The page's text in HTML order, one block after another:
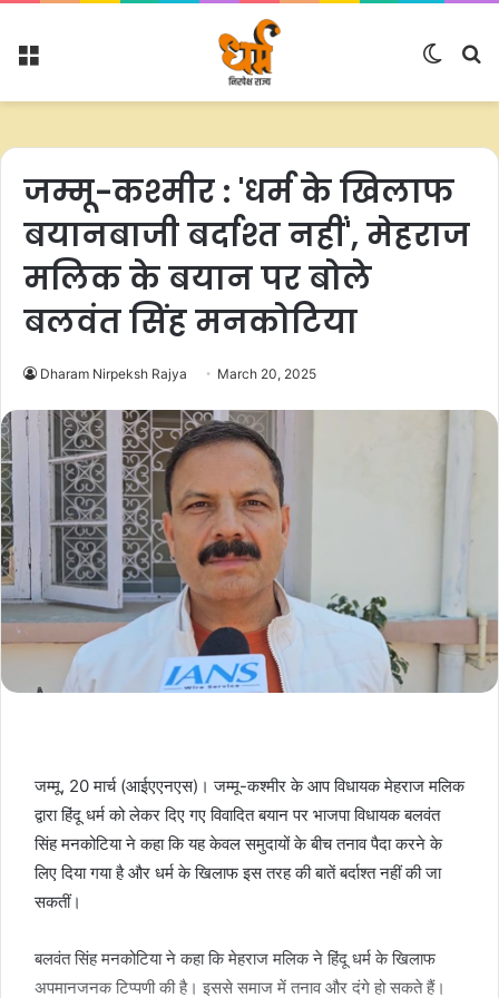
Menu
Switch
जम्मू-कश्मीर : 'धर्म के खिलाफ
बयानबाजी बर्दाश्त नहीं', मेहराज
मलिक के बयान पर बोले
बलवंत सिंह मनकोटिया
Dharam Nirpeksh Rajya March 20, 2025
जम्मू, 20 मार्च (आईएएनएस)। जम्मू-कश्मीर के आप विधायक मेहराज मलिक
द्वारा हिंदू धर्म को लेकर दिए गए विवादित बयान पर भाजपा विधायक बलवंत
सिंह मनकोटिया ने कहा कि यह केवल समुदायों के बीच तनाव पैदा करने के
लिए दिया गया है और धर्म के खिलाफ इस तरह की बातें बर्दाश्त नहीं की जा
सकतीं।
बलवंत सिंह मनकोटिया ने कहा कि मेहराज मलिक ने हिंदू धर्म के खिलाफ
अपमानजनक टिप्पणी की है। इससे समाज में तनाव और दंगे हो सकते हैं।